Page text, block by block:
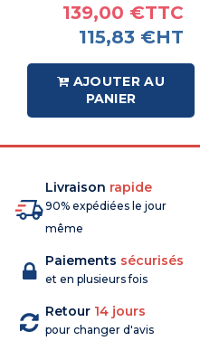
139,00 €TTC
115,83 €HT
AJOUTER AU
PANIER
Livraison rapide
90% expédiées le jour
même
Paiements sécurisés
et en plusieurs fois
Retour 14 jours
pour changer d'avis